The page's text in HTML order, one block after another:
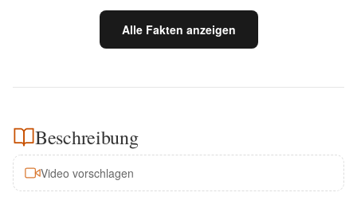
Alle Fakten anzeigen
Beschreibung
Video vorschlagen